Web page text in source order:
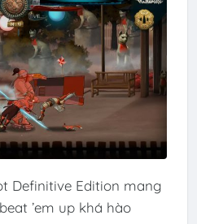
Definitive Edition mang
’em up khá hào